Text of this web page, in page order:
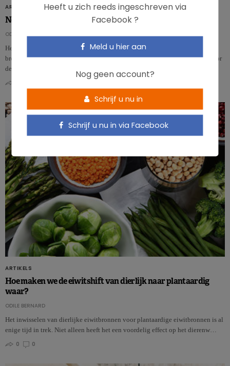
ARTIKELS
Normen en regels voor vegetarische producten op komst
ODILE BERNARD
Het aanbod veganistische en vegetarische producten is nog nooit eerder zo
breed geweest. Tot op de dag van vandaag bestaan er echter geen normen voor
deze p…
ARTIKELS
Hoe maken we de eiwitshift van dierlijk naar plantaardig
waar?
ODILE BERNARD
Het inwisselen van dierlijke eiwitbronnen voor plantaardige eiwitbronnen is al
enige tijd in trek. Niet alleen heeft het een voordelig effect op het dierenw…
0
0
Heeft u zich reeds ingeschreven via
Facebook ?
Meld u hier aan
Nog geen account?
Schrijf u nu in
Schrijf u nu in via Facebook